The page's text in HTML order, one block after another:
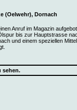
(Oelwehr), Dornach
Anruf im Magazin
bis zur Hauptstrasse
und einem speziellen
sehen.